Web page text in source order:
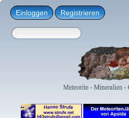
Einloggen Registrieren